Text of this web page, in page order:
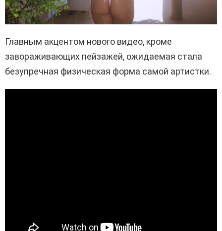
Главным акцентом нового видео, кроме
завораживающих пейзажей, ожидаемая стала
безупречная физическая форма самой артистки.